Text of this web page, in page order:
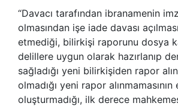
“Davacı tarafından ibranamenin
olmasından işe iade davası
etmediği, bilirkişi raporunu dosya
delillere uygun olarak hazırlanıp
sağladığı yeni bilirkişiden rapor
olmadığı yeni rapor
oluşturmadığı, ilk derece